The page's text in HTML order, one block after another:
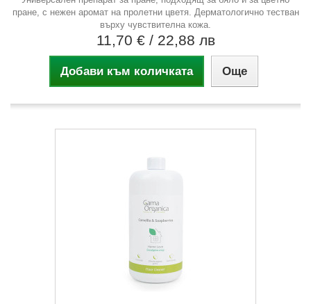
пране, с нежен аромат на пролетни цветя. Дерматологично тестван
върху чувствителна кожа.
11,70 € / 22,88 лв
Добави към количката Още